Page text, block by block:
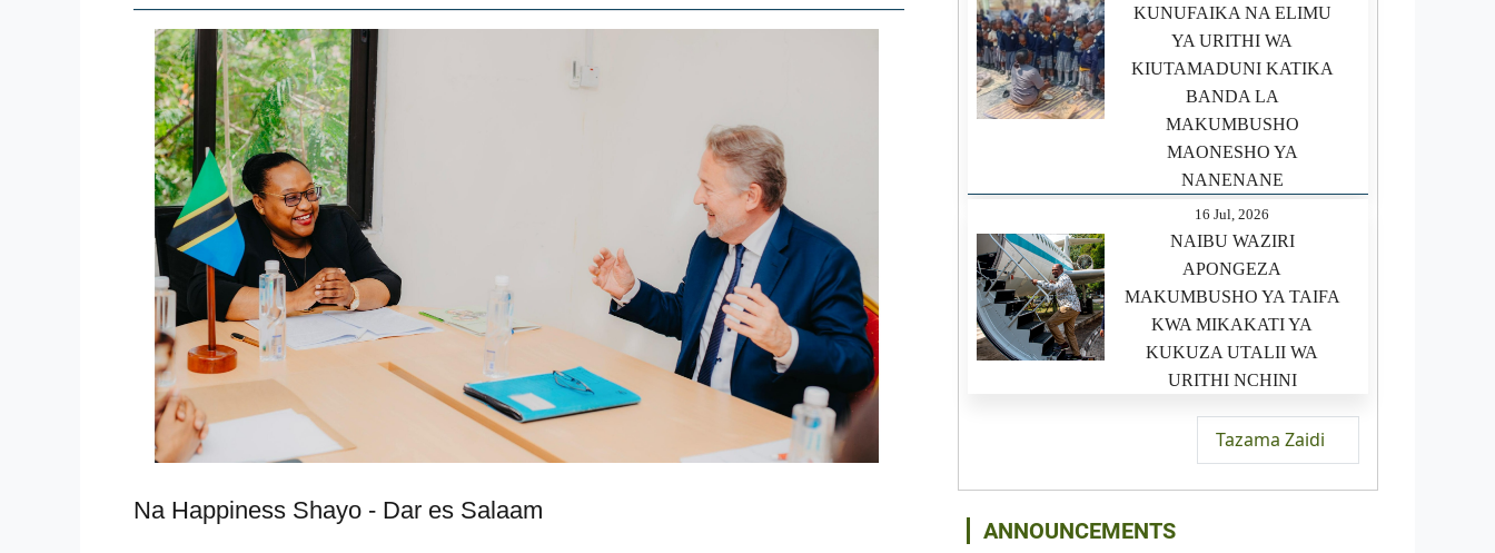
Na Happiness Shayo - Dar es Salaam
KUNUFAIKA NA ELIMU
YA URITHI WA
KIUTAMADUNI KATIKA
BANDA LA
MAKUMBUSHO
MAONESHO YA
NANENANE
16 Jul, 2026
NAIBU WAZIRI
APONGEZA
MAKUMBUSHO YA TAIFA
KWA MIKAKATI YA
KUKUZA UTALII WA
URITHI NCHINI
Tazama Zaidi
ANNOUNCEMENTS